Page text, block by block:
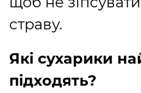
страву.
Які сухарики
підходять?